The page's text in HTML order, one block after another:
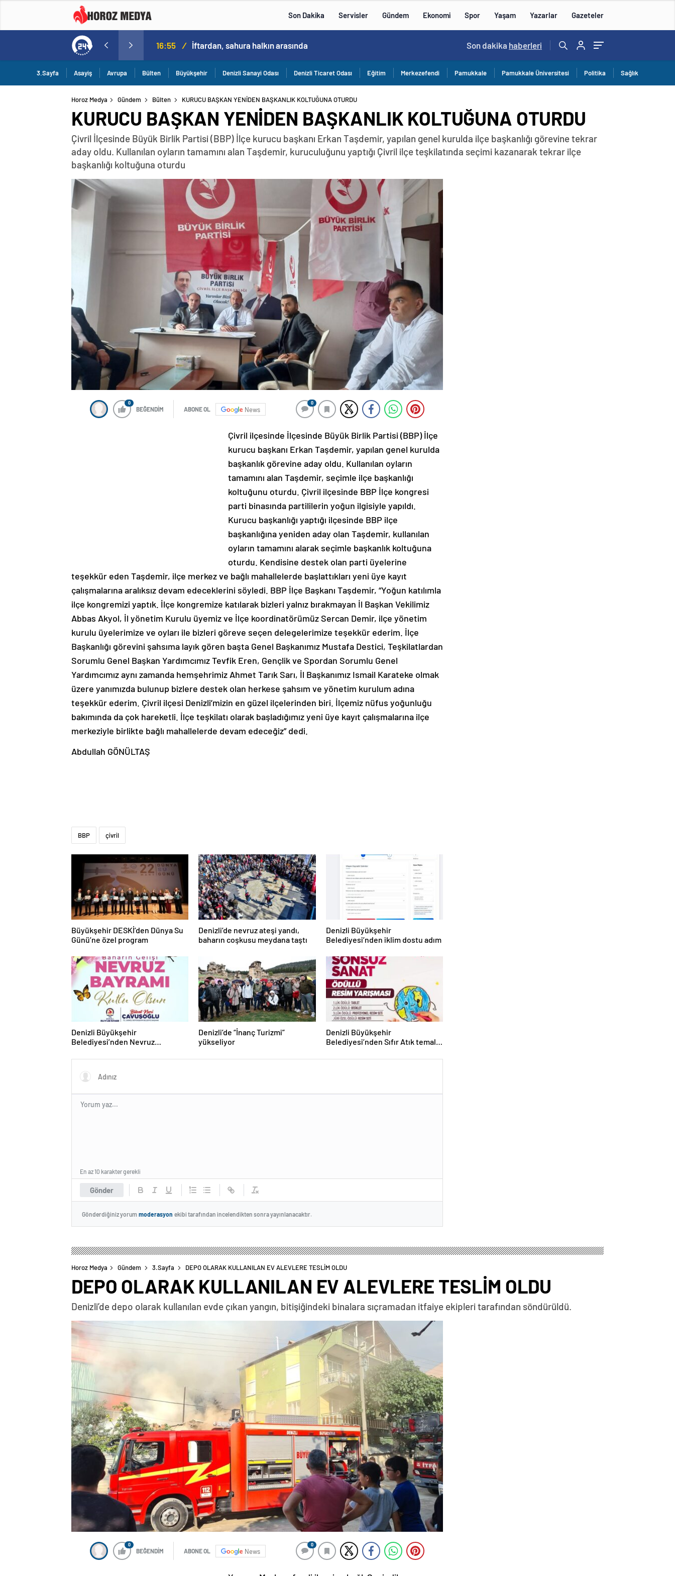
Son Dakika Servisler Gündem Ekonomi Spor Yaşam Yazarlar Gazeteler
16:09 / 15:59 /
Son dakika haberleri
3.Sayfa Asayiş Avrupa Bülten Büyükşehir Denizli Sanayi Odası Denizli Ticaret Odası Eğitim Merkezefendi Pamukkale Pamukkale Üniversitesi Politika Sağlık
Horoz Medya Gündem Bülten KURUCU BAŞKAN YENİDEN BAŞKANLIK KOLTUĞUNA OTURDU
KURUCU BAŞKAN YENİDEN BAŞKANLIK KOLTUĞUNA OTURDU
Çivril İlçesinde Büyük Birlik Partisi (BBP) İlçe kurucu başkanı Erkan Taşdemir, yapılan genel kurulda ilçe başkanlığı görevine tekrar
aday oldu. Kullanılan oyların tamamını alan Taşdemir, kuruculuğunu yaptığı Çivril ilçe teşkilatında seçimi kazanarak tekrar ilçe
başkanlığı koltuğuna oturdu
0
BEĞENDİM ABONE OL News
0
Çivril ilçesinde İlçesinde Büyük Birlik Partisi (BBP) İlçe
kurucu başkanı Erkan Taşdemir, yapılan genel kurulda
başkanlık görevine aday oldu. Kullanılan oyların
tamamını alan Taşdemir, seçimle ilçe başkanlığı
koltuğunu oturdu. Çivril ilçesinde BBP İlçe kongresi
parti binasında partililerin yoğun ilgisiyle yapıldı.
Kurucu başkanlığı yaptığı ilçesinde BBP ilçe
başkanlığına yeniden aday olan Taşdemir, kullanılan
oyların tamamını alarak seçimle başkanlık koltuğuna
oturdu. Kendisine destek olan parti üyelerine
teşekkür eden Taşdemir, ilçe merkez ve bağlı mahallelerde başlattıkları yeni üye kayıt
çalışmalarına aralıksız devam edeceklerini söyledi. BBP İlçe Başkanı Taşdemir, “Yoğun katılımla
ilçe kongremizi yaptık. İlçe kongremize katılarak bizleri yalnız bırakmayan İl Başkan Vekilimiz
Abbas Akyol, İl yönetim Kurulu üyemiz ve İlçe koordinatörümüz Sercan Demir, ilçe yönetim
kurulu üyelerimize ve oyları ile bizleri göreve seçen delegelerimize teşekkür ederim. İlçe
Başkanlığı görevini şahsıma layık gören başta Genel Başkanımız Mustafa Destici, Teşkilatlardan
Sorumlu Genel Başkan Yardımcımız Tevfik Eren, Gençlik ve Spordan Sorumlu Genel
Yardımcımız aynı zamanda hemşehrimiz Ahmet Tarık Sarı, İl Başkanımız Ismail Karateke olmak
üzere yanımızda bulunup bizlere destek olan herkese şahsım ve yönetim kurulum adına
teşekkür ederim. Çivril ilçesi Denizli’mizin en güzel ilçelerinden biri. İlçemiz nüfus yoğunluğu
bakımında da çok hareketli. İlçe teşkilatı olarak başladığımız yeni üye kayıt çalışmalarına ilçe
merkeziyle birlikte bağlı mahallelerde devam edeceğiz” dedi.
Abdullah GÖNÜLTAŞ
BBP çivril
Büyükşehir DESKİ’den Dünya Su
Günü’ne özel program
Denizli’de nevruz ateşi yandı,
baharın coşkusu meydana taştı
Denizli Büyükşehir
Belediyesi’nden iklim dostu adım
Denizli Büyükşehir
Belediyesi’nden Nevruz
Denizli’de “İnanç Turizmi”
yükseliyor
Denizli Büyükşehir
Belediyesi’nden Sıfır Atık temalı
Gönder
En az 10 karakter gerekli
Gönderdiğiniz yorum moderasyon ekibi tarafından incelendikten sonra yayınlanacaktır.
Horoz Medya Gündem 3.Sayfa DEPO OLARAK KULLANILAN EV ALEVLERE TESLİM OLDU
DEPO OLARAK KULLANILAN EV ALEVLERE TESLİM OLDU
Denizli’de depo olarak kullanılan evde çıkan yangın, bitişiğindeki binalara sıçramadan itfaiye ekipleri tarafından söndürüldü.
0
BEĞENDİM ABONE OL News
0